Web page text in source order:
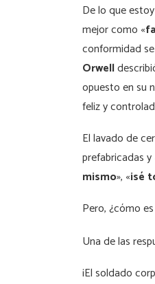
De lo que
mejor como «
conformidad
Orwell
opuesto en su
feliz y
El lavado de
prefabricadas y
mismo», «¡sé
Pero, ¿cómo
Una de las
¡El soldado